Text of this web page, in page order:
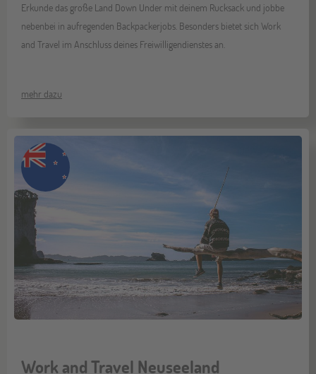
Erkunde das große Land Down Under mit deinem Rucksack und jobbe
nebenbei in aufregenden Backpackerjobs. Besonders bietet sich Work
and Travel im Anschluss deines Freiwilligendienstes an.
mehr dazu
Work and Travel Neuseeland